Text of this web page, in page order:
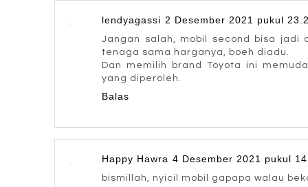
lendyagassi 2 Desember 2021 pukul
Jangan salah, mobil second bisa jadi
tenaga sama harganya, boeh diadu.
Dan memilih brand Toyota ini
yang diperoleh.
Balas
Happy Hawra 4 Desember 2021 pukul
bismillah, nyicil mobil gapapa walau